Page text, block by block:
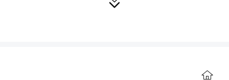
基础上，文章引入拟合优度和事件研究
